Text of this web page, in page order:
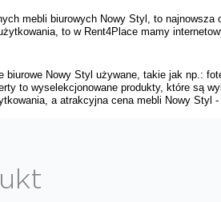
mebli biurowych Nowy Styl, to
to w Rent4Place mamy
Nowy Styl używane, takie jak np.:
to wyselekcjonowane produkty, które są
a atrakcyjna cena mebli Nowy Styl